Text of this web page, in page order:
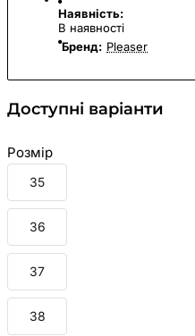
Наявність:
В наявності
Бренд: Pleaser
Доступні варіанти
Розмір
35
36
37
38